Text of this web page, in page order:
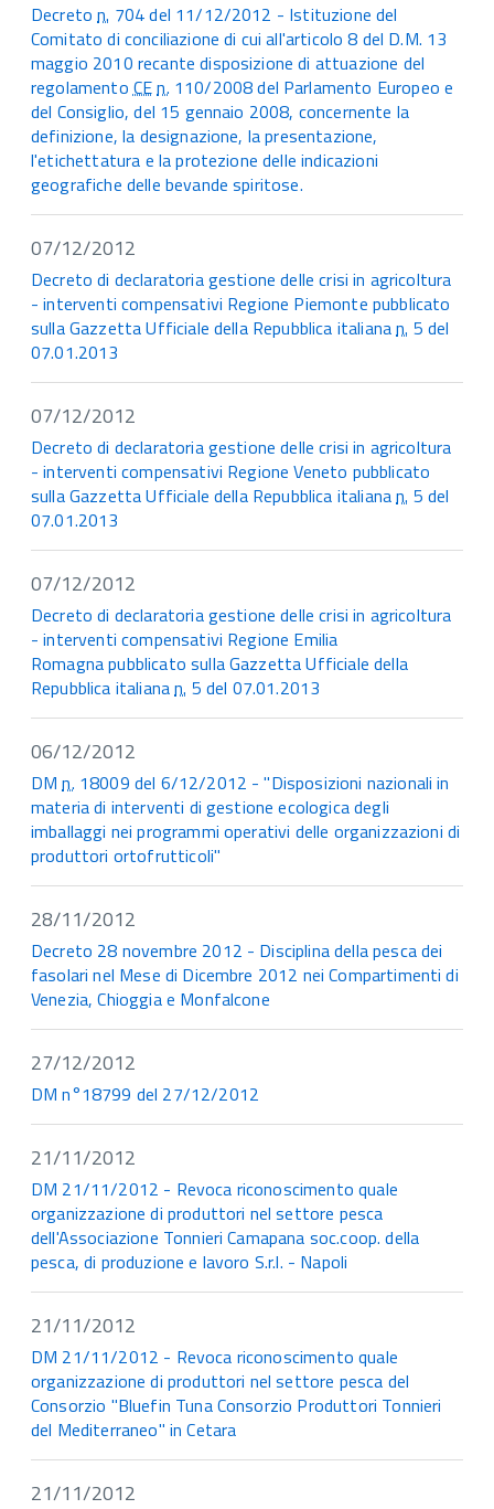
Decreton. 704 del 11/12/2012 - Istituzione del
Comitato di conciliazione di cui all'articolo 8 del D.M. 13
maggio 2010 recante disposizione di attuazione del
regolamentoCEn. 110/2008 del Parlamento Europeo e
del Consiglio, del 15 gennaio 2008, concernente la
definizione, la designazione, la presentazione,
l'etichettatura e la protezione delle indicazioni
geografiche delle bevande spiritose.
07/12/2012
Decreto di declaratoria gestione delle crisi in agricoltura
- interventi compensativi Regione Piemonte pubblicato
sulla Gazzetta Ufficiale della Repubblica italianan. 5 del
07.01.2013
07/12/2012
Decreto di declaratoria gestione delle crisi in agricoltura
- interventi compensativi Regione Veneto pubblicato
sulla Gazzetta Ufficiale della Repubblica italianan. 5 del
07.01.2013
07/12/2012
Decreto di declaratoria gestione delle crisi in agricoltura
- interventi compensativi Regione Emilia
Romagna pubblicato sulla Gazzetta Ufficiale della
Repubblica italianan. 5 del 07.01.2013
06/12/2012
DMn. 18009 del 6/12/2012 - "Disposizioni nazionali in
materia di interventi di gestione ecologica degli
imballaggi nei programmi operativi delle organizzazioni di
produttori ortofrutticoli"
28/11/2012
Decreto 28 novembre 2012 - Disciplina della pesca dei
fasolari nel Mese di Dicembre 2012 nei Compartimenti di
Venezia, Chioggia e Monfalcone
27/12/2012
DM n°18799 del 27/12/2012
21/11/2012
DM 21/11/2012 - Revoca riconoscimento quale
organizzazione di produttori nel settore pesca
dell'Associazione Tonnieri Camapana soc.coop. della
pesca, di produzione e lavoro S.r.l. - Napoli
21/11/2012
DM 21/11/2012 - Revoca riconoscimento quale
organizzazione di produttori nel settore pesca del
Consorzio "Bluefin Tuna Consorzio Produttori Tonnieri
del Mediterraneo" in Cetara
21/11/2012